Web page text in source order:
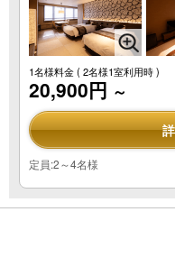
1名様料金( 2名様1室利用時 )
20,900円 ～
定員:2～4名様